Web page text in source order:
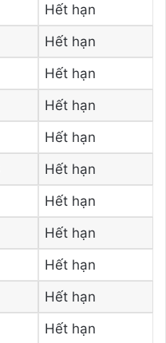
Hết hạn
Hết hạn
Hết hạn
Hết hạn
Hết hạn
Hết hạn
Hết hạn
Hết hạn
Hết hạn
Hết hạn
Hết hạn